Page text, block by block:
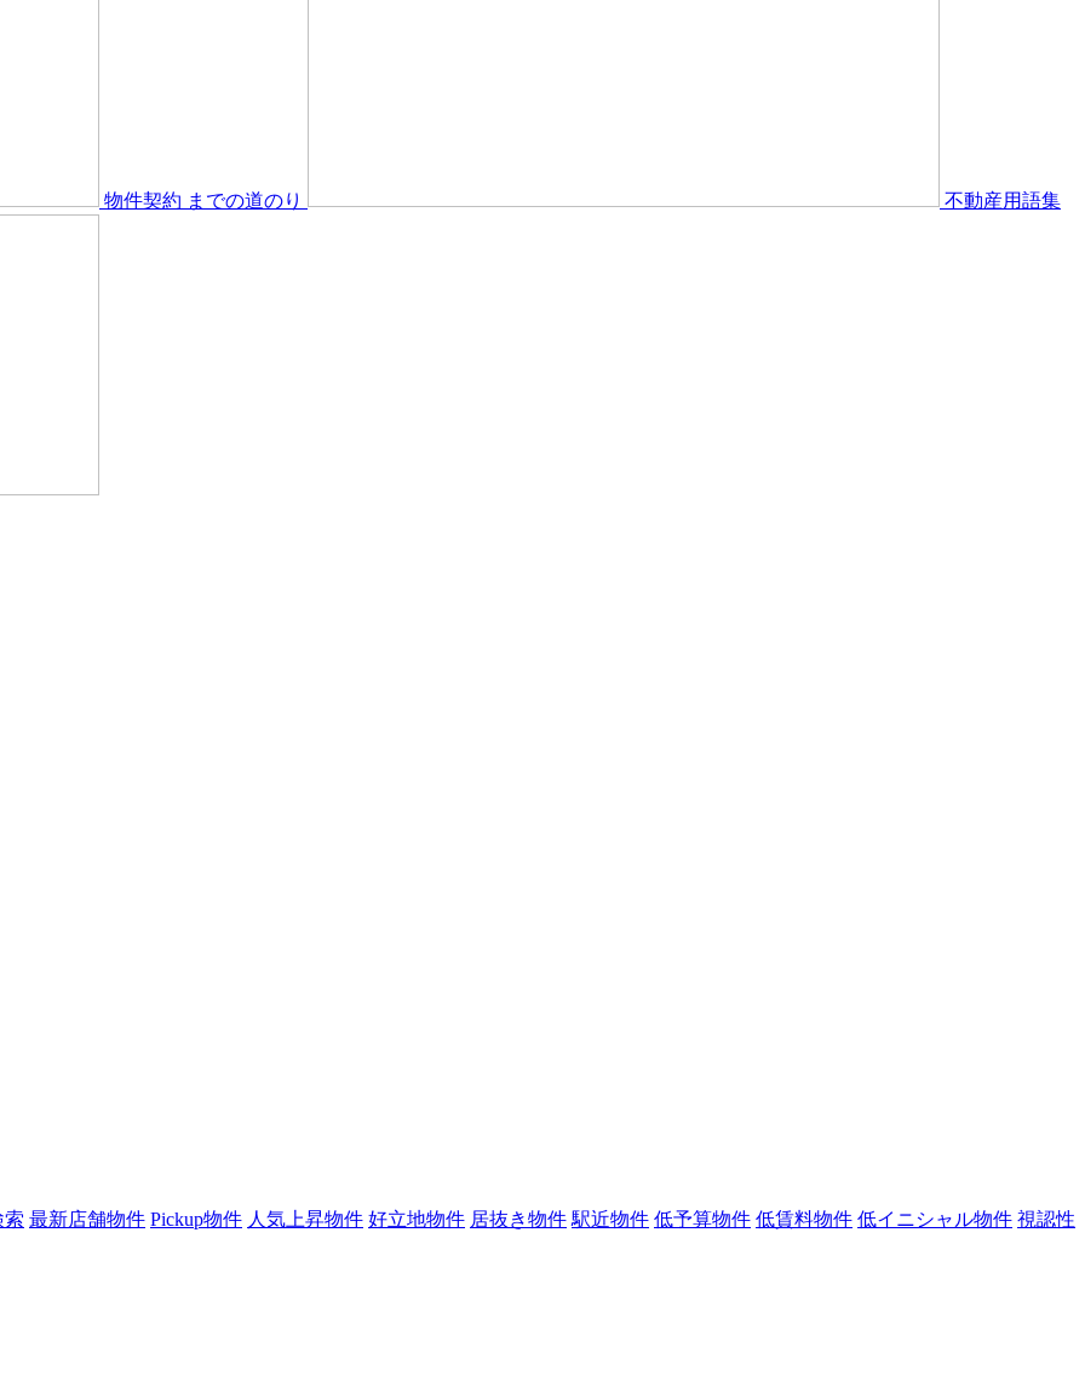
物件契約 までの道のり 不動産用語集
索 最新店舗物件 Pickup物件 人気上昇物件 好立地物件 居抜き物件 駅近物件 低予算物件 低賃料物件 低イニシャル物件 視認性